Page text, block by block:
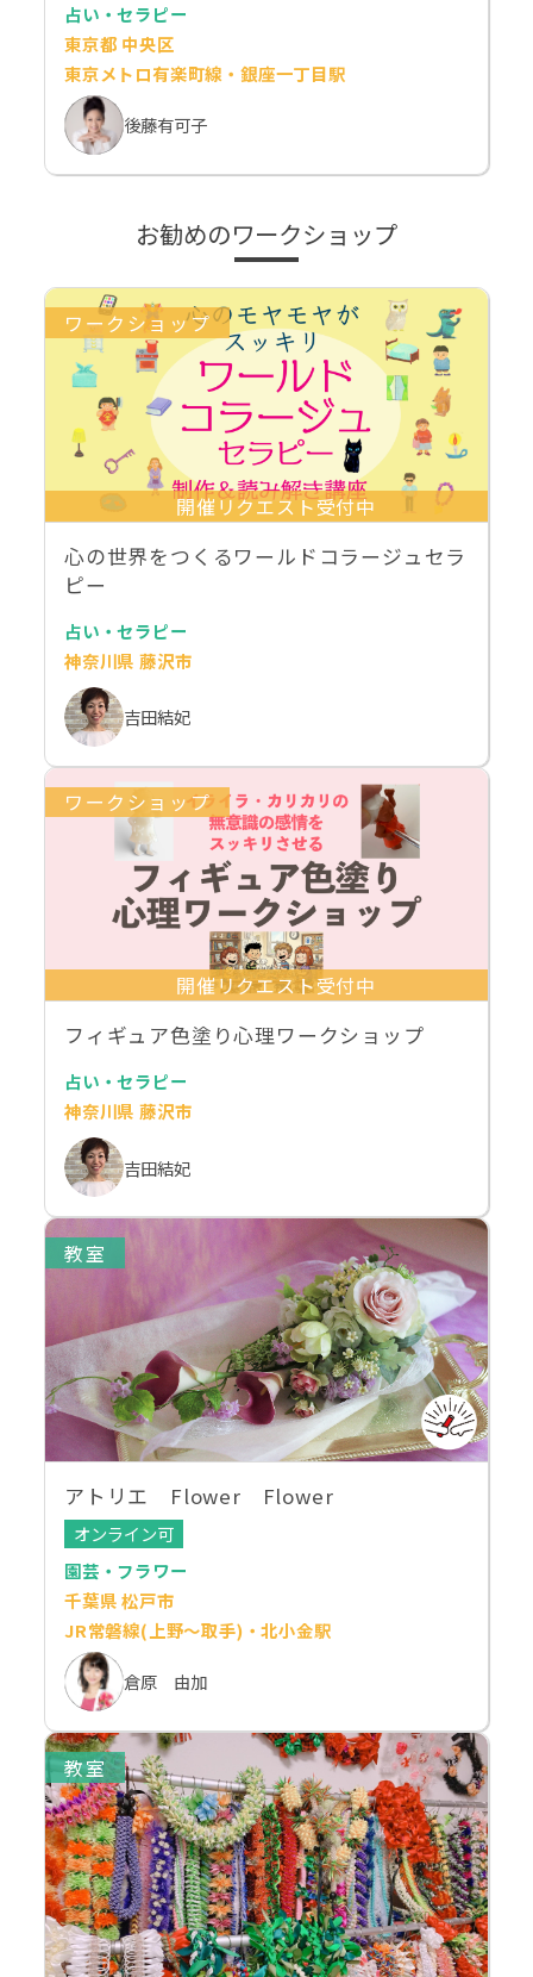
占い・セラピー
東京都 中央区
東京メトロ有楽町線・銀座一丁目駅
後藤有可子
お勧めのワークショップ
ワークショップ
開催リクエスト受付中
心の世界をつくるワールドコラージュセラ
ピー
占い・セラピー
神奈川県 藤沢市
吉田結妃
ワークショップ
開催リクエスト受付中
フィギュア色塗り心理ワークショップ
占い・セラピー
神奈川県 藤沢市
吉田結妃
教室
アトリエ Flower Flower
オンライン可
園芸・フラワー
千葉県 松戸市
JR常磐線(上野～取手)・北小金駅
倉原 由加
教室